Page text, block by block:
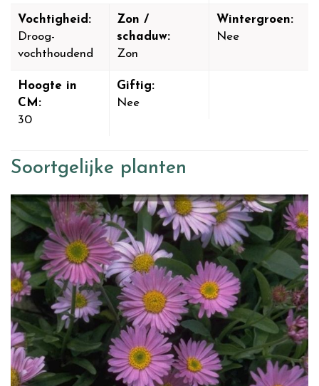
Vochtigheid:
Droog-
vochthoudend
Zon /
schaduw:
Zon
Wintergroen:
Nee
Hoogte in
CM:
30
Giftig:
Nee
Soortgelijke planten